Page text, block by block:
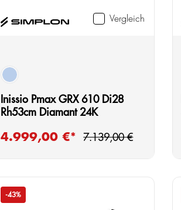
Vergleich
blau
Inissio Pmax GRX 610 Di28
Rh53cm Diamant 24K
Verkaufspreis:
4.999,00 €* Regulärer Preis:
7.139,00 €
-43%